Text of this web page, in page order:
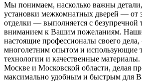
Мы понимаем, насколько важны
установки межкомнатных дверей — от
отделки — выполняется с безупречной
вниманием к Вашим пожеланиям.
настоящие профессионалы своего
многолетним опытом и использующие
технологии и качественные
Москве и Московской области, делая
максимально удобным и быстрым для